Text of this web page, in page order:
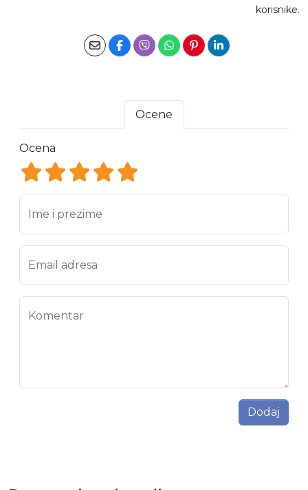
korisnike.
Ocene
Ocena
Ocena 5
Ocena 4
Ocena 3
Ocena 2
Ocena 1
Ime i prezime
Email adresa
Komentar
Dodaj